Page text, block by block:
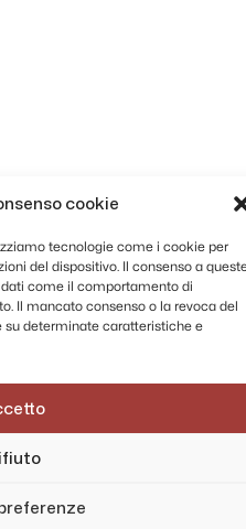
cookie
tecnologie come i cookie per
del dispositivo. Il consenso a
come il comportamento di
Il mancato consenso o la revoca del
su determinate caratteristiche e